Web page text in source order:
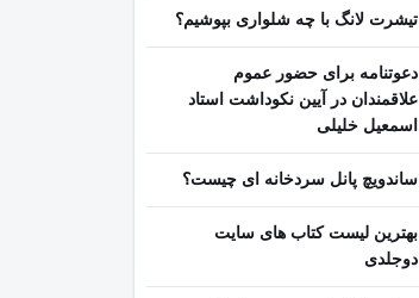
تیشرت لانگ با چه شلواری بپوشیم؟
دعوتنامه برای حضور عموم
علاقمندان در آیین نکوداشت استاد
اسمعیل خلیلی
ساندویچ پانل سردخانه ای چیست؟
بهترین لیست کتاب‌ های سایت
دوجلدی